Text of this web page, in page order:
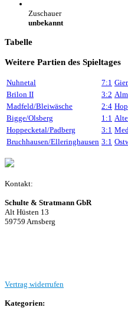
Zuschauer
unbekannt
Tabelle
Weitere Partien des Spieltages
Nuhnetal 7:1
Brilon II
3:2
Madfeld/Bleiwäsche
2:4
Bigge/Olsberg
1:1
Hoppecketal/Padberg
3:1
Bruchhausen/Elleringhausen 3:1
Kontakt:
Schulte & Stratmann GbR
Alt Hüsten 13
59759 Arnsberg
Vertrag widerrufen
Kategorien: